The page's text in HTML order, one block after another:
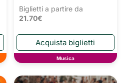
Biglietti a partire da
21.70€
Musica